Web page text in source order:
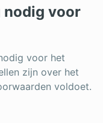
nodig voor
voor het
zijn over het
voldoet.